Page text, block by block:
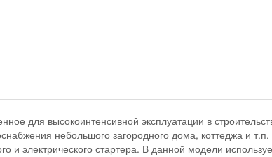
для высокоинтенсивной эксплуатации в
небольшого загородного дома, коттеджа и
электрического стартера. В данной модели